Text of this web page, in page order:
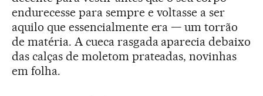
endurecesse para sempre e voltasse a ser
aquilo que essencialmente era — um torrão
de matéria. A cueca rasgada aparecia debaixo
das calças de moletom prateadas, novinhas
em folha.